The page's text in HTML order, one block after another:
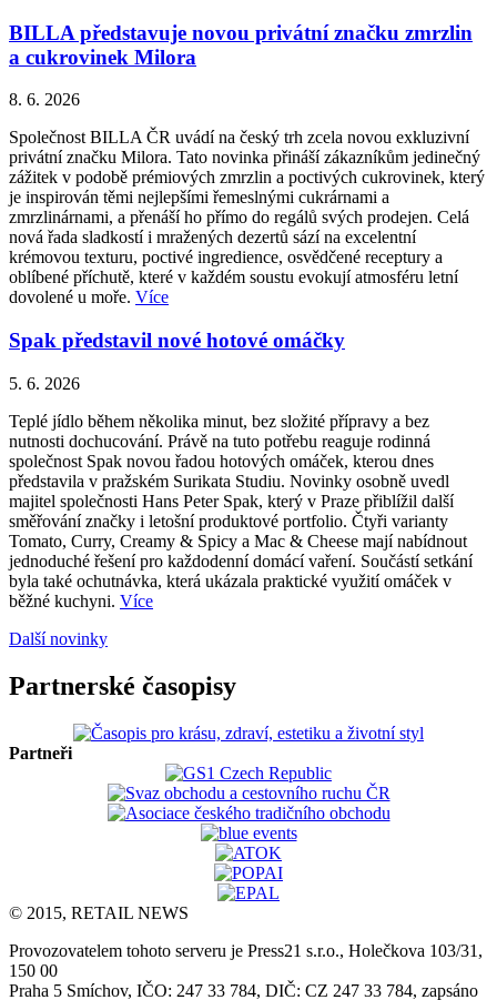
BILLA představuje novou privátní značku zmrzlin
a cukrovinek Milora
8. 6. 2026
Společnost BILLA ČR uvádí na český trh zcela novou exkluzivní
privátní značku Milora. Tato novinka přináší zákazníkům jedinečný
zážitek v podobě prémiových zmrzlin a poctivých cukrovinek, který
je inspirován těmi nejlepšími řemeslnými cukrárnami a
zmrzlinárnami, a přenáší ho přímo do regálů svých prodejen. Celá
nová řada sladkostí i mražených dezertů sází na excelentní
krémovou texturu, poctivé ingredience, osvědčené receptury a
oblíbené příchutě, které v každém soustu evokují atmosféru letní
dovolené u moře. Více
Spak představil nové hotové omáčky
5. 6. 2026
Teplé jídlo během několika minut, bez složité přípravy a bez
nutnosti dochucování. Právě na tuto potřebu reaguje rodinná
společnost Spak novou řadou hotových omáček, kterou dnes
představila v pražském Surikata Studiu. Novinky osobně uvedl
majitel společnosti Hans Peter Spak, který v Praze přiblížil další
směřování značky i letošní produktové portfolio. Čtyři varianty
Tomato, Curry, Creamy & Spicy a Mac & Cheese mají nabídnout
jednoduché řešení pro každodenní domácí vaření. Součástí setkání
byla také ochutnávka, která ukázala praktické využití omáček v
běžné kuchyni. Více
Další novinky
Partnerské časopisy
Partneři
© 2015, RETAIL NEWS
Provozovatelem tohoto serveru je Press21 s.r.o., Holečkova 103/31,
150 00
Praha 5 Smíchov, IČO: 247 33 784, DIČ: CZ 247 33 784, zapsáno